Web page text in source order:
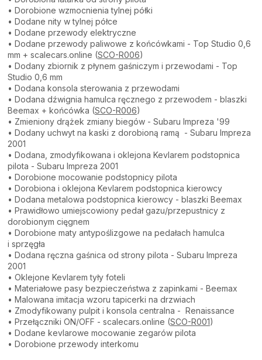
• Dorobione wzmocnienia tylnej półki
• Dodane nity w tylnej półce
• Dodane przewody elektryczne
• Dodane przewody paliwowe z końcówkami - Top Studio 0,6
mm + scalecars.online (SCO-R006)
• Dodany zbiornik z płynem gaśniczym i przewodami - Top
Studio 0,6 mm
• Dodana konsola sterowania z przewodami
• Dodana dźwignia hamulca ręcznego z przewodem - blaszki
Beemax + końcówka (SCO-R006)
• Zmieniony drążek zmiany biegów - Subaru Impreza '99
• Dodany uchwyt na kaski z dorobioną ramą - Subaru Impreza
2001
• Dodana, zmodyfikowana i oklejona Kevlarem podstopnica
pilota - Subaru Impreza 2001
• Dorobione mocowanie podstopnicy pilota
• Dorobiona i oklejona Kevlarem podstopnica kierowcy
• Dodana metalowa podstopnica kierowcy - blaszki Beemax
• Prawidłowo umiejscowiony pedał gazu/przepustnicy z
dorobionym cięgnem
• Dorobione maty antypoślizgowe na pedałach hamulca
i sprzęgła
• Dodana ręczna gaśnica od strony pilota - Subaru Impreza
2001
• Oklejone Kevlarem tyły foteli
• Materiałowe pasy bezpieczeństwa z zapinkami - Beemax
• Malowana imitacja wzoru tapicerki na drzwiach
• Zmodyfikowany pulpit i konsola centralna - Renaissance
• Przełączniki ON/OFF - scalecars.online (SCO-R001)
• Dodane kevlarowe mocowanie zegarów pilota
• Dorobione przewody interkomu